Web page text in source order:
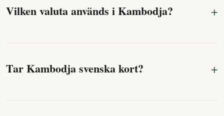
Vilken valuta används i Kambodja?
Tar Kambodja svenska kort?